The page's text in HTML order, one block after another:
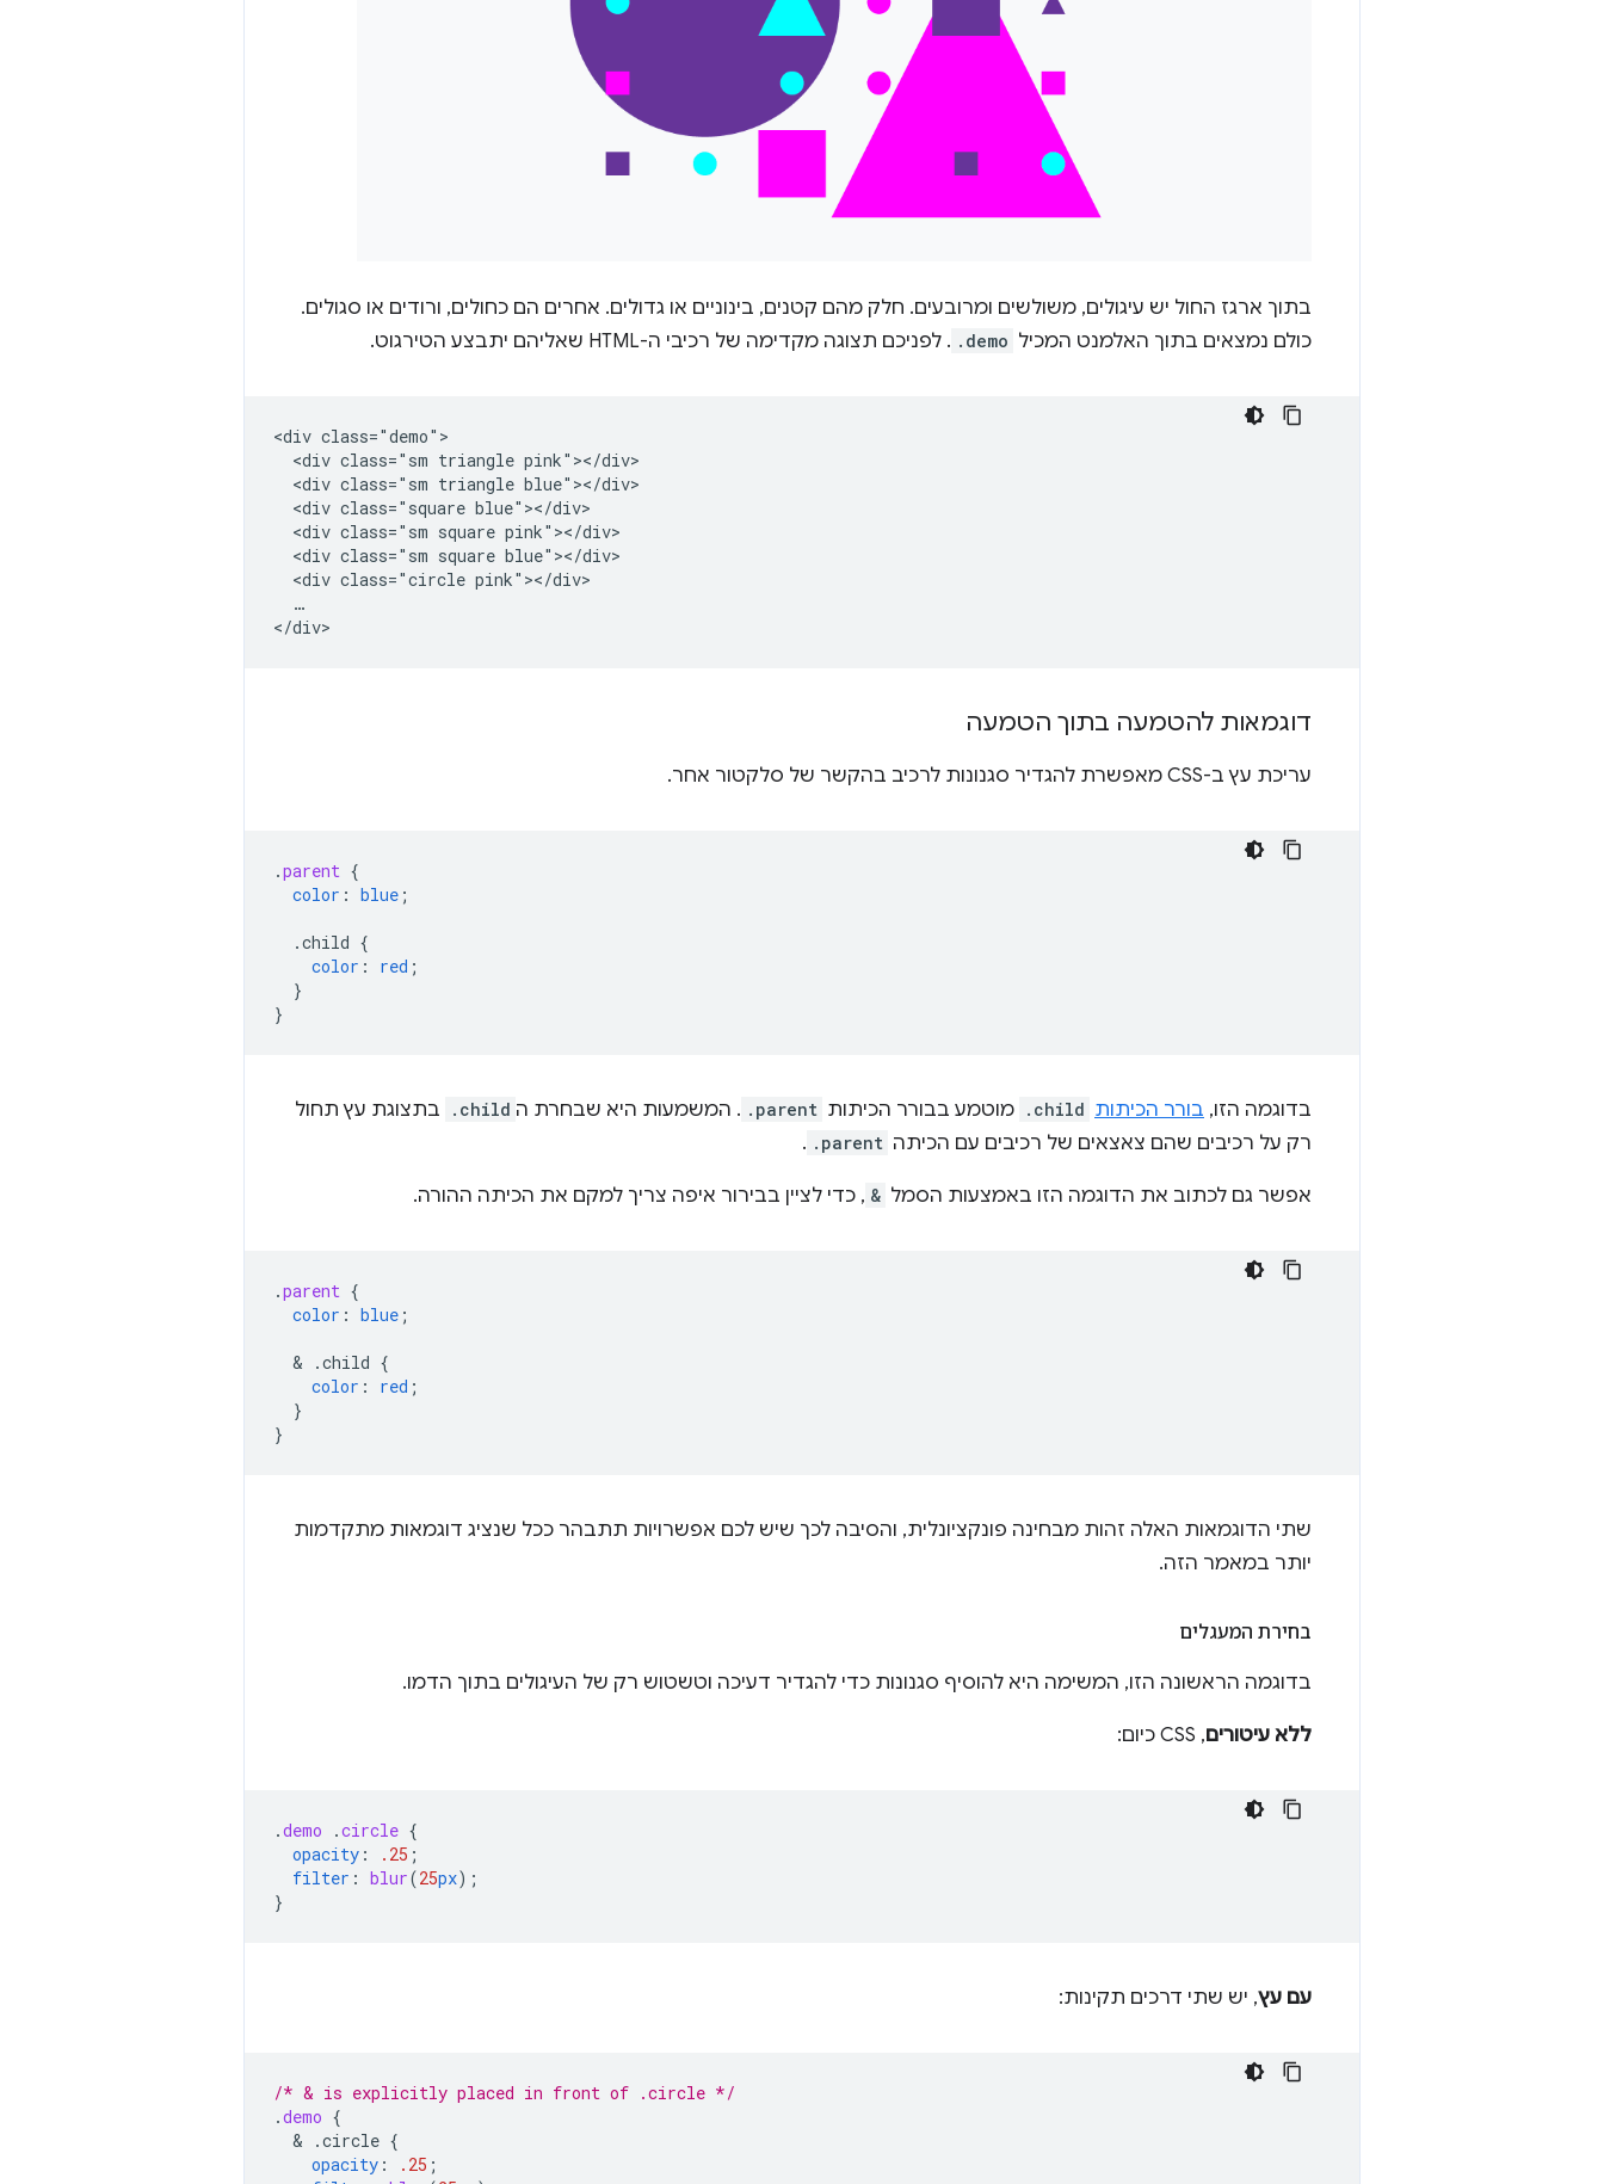
בתוך ארגז החול יש עיגולים, משולשים ומרובעים. חלק מהם קטנים, בינוניים או גדולים. אחרים הם כחולים, ורודים או סגולים.
כולם נמצאים בתוך האלמנט המכיל .demo . לפניכם תצוגה מקדימה של רכיבי ה-HTML שאליהם יתבצע הטירגוט.
<div class="demo">
  <div class="sm triangle pink"></div>
  <div class="sm triangle blue"></div>
  <div class="square blue"></div>
  <div class="sm square pink"></div>
  <div class="sm square blue"></div>
  <div class="circle pink"></div>
  …
דוגמאות להטמעה בתוך הטמעה
עריכת עץ ב-CSS מאפשרת להגדיר סגנונות לרכיב בהקשר של סלקטור אחר.
.parent {
color : blue ;
.child {
color : red ;
}
}
בדוגמה הזו, בורר הכיתות .child מוטמע בבורר הכיתות .parent . המשמעות היא שבחרת ה .child
בתצוגת עץ תחול
רק על רכיבים שהם צאצאים של רכיבים עם הכיתה .parent
.
אפשר גם לכתוב את הדוגמה הזו באמצעות הסמל & , כדי לציין בבירור איפה צריך למקם את הכיתה ההורה.
.parent {
color : blue ;
  &
.child {
color : red ;
}
}
שתי הדוגמאות האלה זהות מבחינה פונקציונלית, והסיבה לכך שיש לכם אפשרויות תתבהר ככל שנציג דוגמאות מתקדמות
יותר במאמר הזה.
בחירת המעגלים
בדוגמה הראשונה הזו, המשימה היא להוסיף סגנונות כדי להגדיר דעיכה וטשטוש רק של העיגולים בתוך הדמו.
ללא עיטורים, CSS כיום:
.demo .circle {
opacity : .25 ;
filter : blur(25px);
}
עם עץ, יש שתי דרכים תקינות:
/* & is explicitly placed in front of .circle */
.demo {
  &
.circle {
opacity : .25 ;